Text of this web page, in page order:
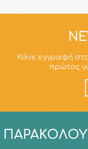
Κάνε εγγραφή
πρώτος